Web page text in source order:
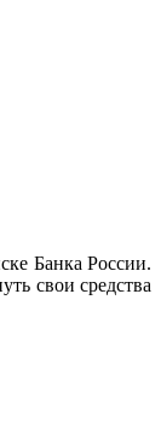
Банка России.
свои средства